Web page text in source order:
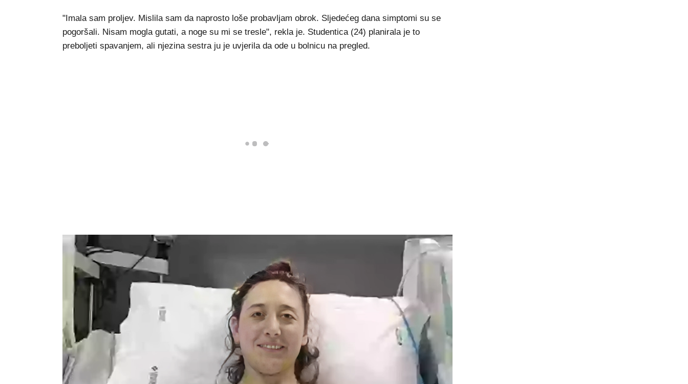
"Imala sam proljev. Mislila sam da naprosto loše probavljam obrok. Sljedećeg dana simptomi su se
pogoršali. Nisam mogla gutati, a noge su mi se tresle", rekla je. Studentica (24) planirala je to
preboljeti spavanjem, ali njezina sestra ju je uvjerila da ode u bolnicu na pregled.